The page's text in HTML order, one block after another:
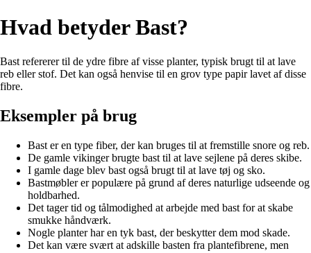
Hvad betyder Bast?
Bast refererer til de ydre fibre af visse planter, typisk brugt til at lave
reb eller stof. Det kan også henvise til en grov type papir lavet af disse
fibre.
Eksempler på brug
Bast er en type fiber, der kan bruges til at fremstille snore og reb.
De gamle vikinger brugte bast til at lave sejlene på deres skibe.
I gamle dage blev bast også brugt til at lave tøj og sko.
Bastmøbler er populære på grund af deres naturlige udseende og
holdbarhed.
Det tager tid og tålmodighed at arbejde med bast for at skabe
smukke håndværk.
Nogle planter har en tyk bast, der beskytter dem mod skade.
Det kan være svært at adskille basten fra plantefibrene, men